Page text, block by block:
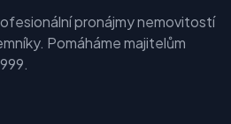
pronájmy nemovitostí
Pomáháme majitelům